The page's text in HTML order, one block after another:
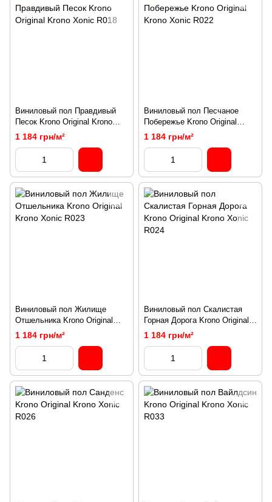
Виниловый пол Правдивый
Песок Krono Original Krono
Xonic R018
1 184 грн/м²
Виниловый пол Песчаное
Побережье Krono Original
Krono Xonic R022
1 184 грн/м²
Виниловый пол Жилище
Отшельника Krono Original
Krono Xonic R023
1 184 грн/м²
Виниловый пол Скалистая
Горная Дорога Krono Original
Krono Xonic R024
1 184 грн/м²